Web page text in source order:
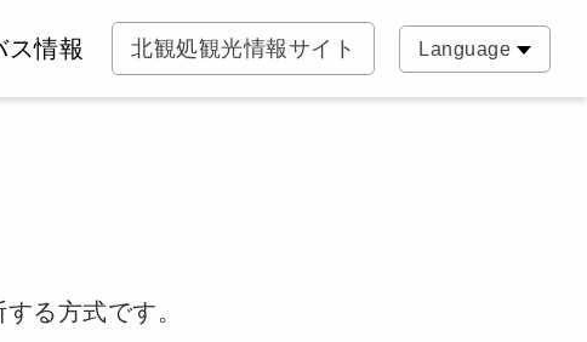
ス情報 北観処観光情報サイト Language
る方式です。